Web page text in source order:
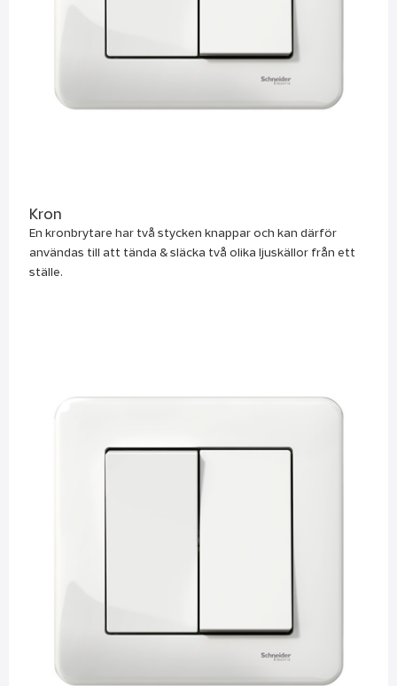
Kron
En kronbrytare har två stycken knappar och kan därför
användas till att tända & släcka två olika ljuskällor från ett
ställe.